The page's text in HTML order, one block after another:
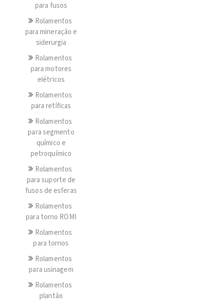
para fusos
Rolamentos
para mineração e
siderurgia
Rolamentos
para motores
elétricos
Rolamentos
para retíficas
Rolamentos
para segmento
químico e
petroquímico
Rolamentos
para suporte de
fusos de esferas
Rolamentos
para torno ROMI
Rolamentos
para tornos
Rolamentos
para usinagem
Rolamentos
plantão